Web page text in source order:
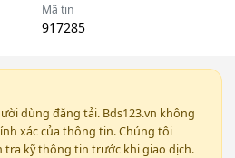
Mã tin
917285
dùng đăng tải. Bds123.vn không
xác của thông tin. Chúng tôi
tra kỹ thông tin trước khi giao dịch.